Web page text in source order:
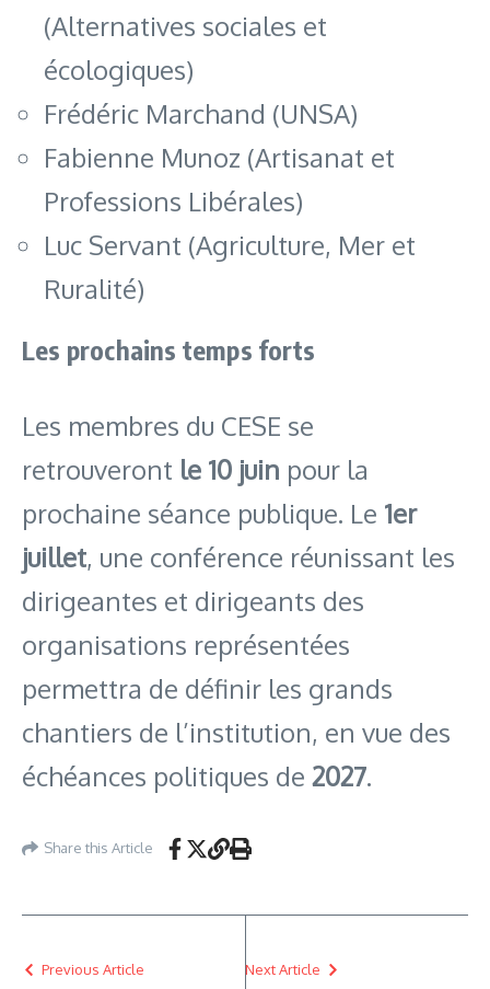
(Alternatives sociales et
écologiques)
Frédéric Marchand (UNSA)
Fabienne Munoz (Artisanat et
Professions Libérales)
Luc Servant (Agriculture, Mer et
Ruralité)
Les prochains temps forts
Les membres du CESE se
retrouveront le 10 juin pour la
prochaine séance publique. Le 1er
juillet, une conférence réunissant les
dirigeantes et dirigeants des
organisations représentées
permettra de définir les grands
chantiers de l’institution, en vue des
échéances politiques de 2027.
Share this Article
Previous Article Next Article